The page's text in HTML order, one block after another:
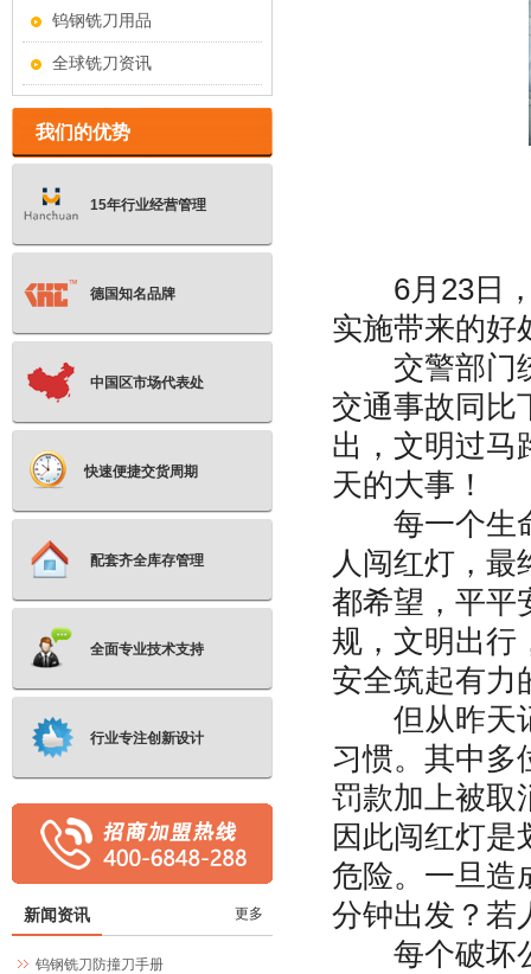
6月23日，
实施带来的好
交警部门统
交通事故同比
出，文明过马
天的大事！
每一个生命
人闯红灯，
都希望，平平
规，文明出行
安全筑起有力
但从昨天记
习惯。其中多
罚款加上被取
因此闯红灯是
危险。一旦造
分钟出发？若
每个破坏公
钨钢铣刀用品
全球铣刀资讯
我们的优势
15年行业经营管理
德国知名品牌
中国区市场代表处
快速便捷交货周期
配套齐全库存管理
全面专业技术支持
行业专注创新设计
新闻资讯 更多
钨钢铣刀防撞刀手册